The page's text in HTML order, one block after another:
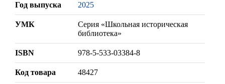
Год выпуска 2025
УМК
Серия «Школьная историческая
библиотека»
ISBN 978-5-533-03384-8
Код товара 48427